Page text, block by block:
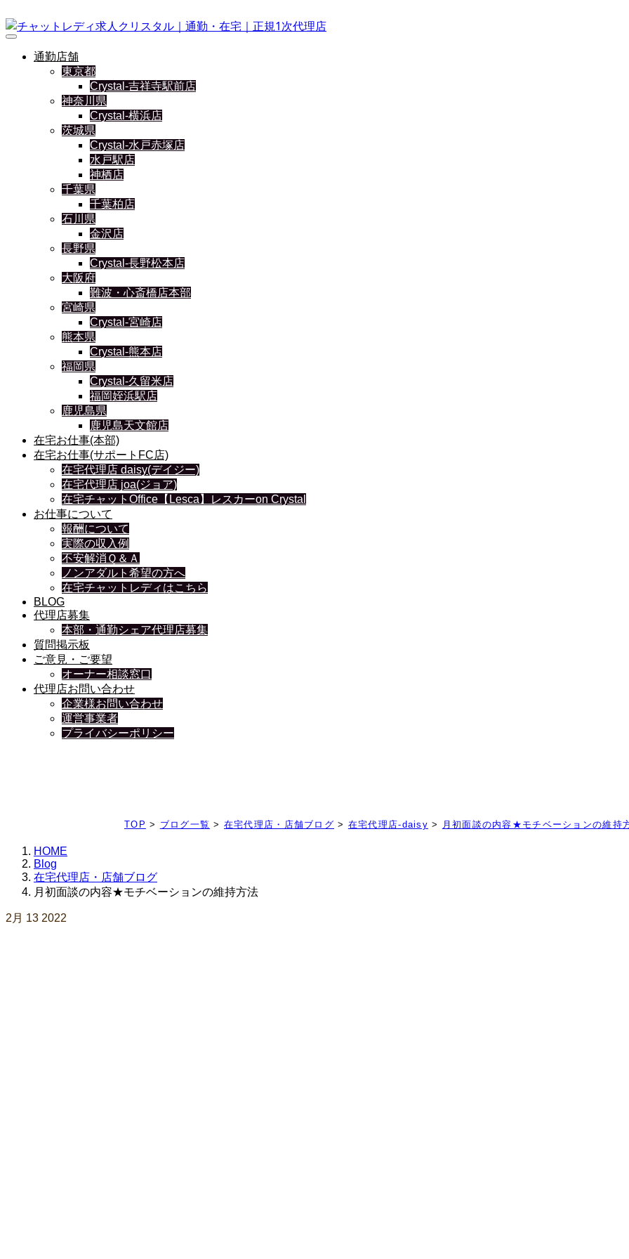
通勤店舗
東京都
Crystal-吉祥寺駅前店
神奈川県
Crystal-横浜店
茨城県
Crystal-水戸赤塚店
水戸駅店
神栖店
千葉県
千葉柏店
石川県
金沢店
長野県
Crystal-長野松本店
大阪府
難波・心斎橋店本部
宮崎県
Crystal-宮崎店
熊本県
Crystal-熊本店
福岡県
Crystal-久留米店
福岡姪浜駅店
鹿児島県
鹿児島天文館店
在宅お仕事(本部)
在宅お仕事(サポートFC店)
在宅代理店 daisy(デイジー)
在宅代理店 joa(ジョア)
在宅チャットOffice【Lesca】レスカーon Crystal
お仕事について
報酬について
実際の収入例
不安解消Ｑ＆Ａ
ノンアダルト希望の方へ
在宅チャットレディはこちら
BLOG
代理店募集
本部・通勤シェア代理店募集
質問掲示板
ご意見・ご要望
オーナー相談窓口
代理店お問い合わせ
企業様お問い合わせ
運営事業者
プライバシーポリシー
TOP > ブログ一覧 > 在宅代理店・店舗ブログ > 在宅代理店-daisy > 月初面談の内容★モチベーションの維持
HOME
Blog
在宅代理店・店舗ブログ
月初面談の内容★モチベーションの維持方法
2月 13 2022